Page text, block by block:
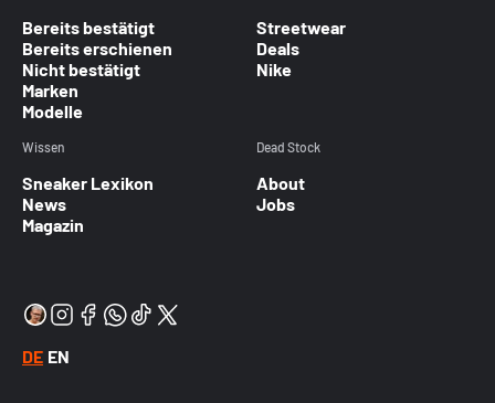
Bereits bestätigt
Bereits erschienen
Nicht bestätigt
Marken
Modelle
Streetwear
Deals
Nike
Wissen
Sneaker Lexikon
News
Magazin
Dead Stock
About
Jobs
DE EN